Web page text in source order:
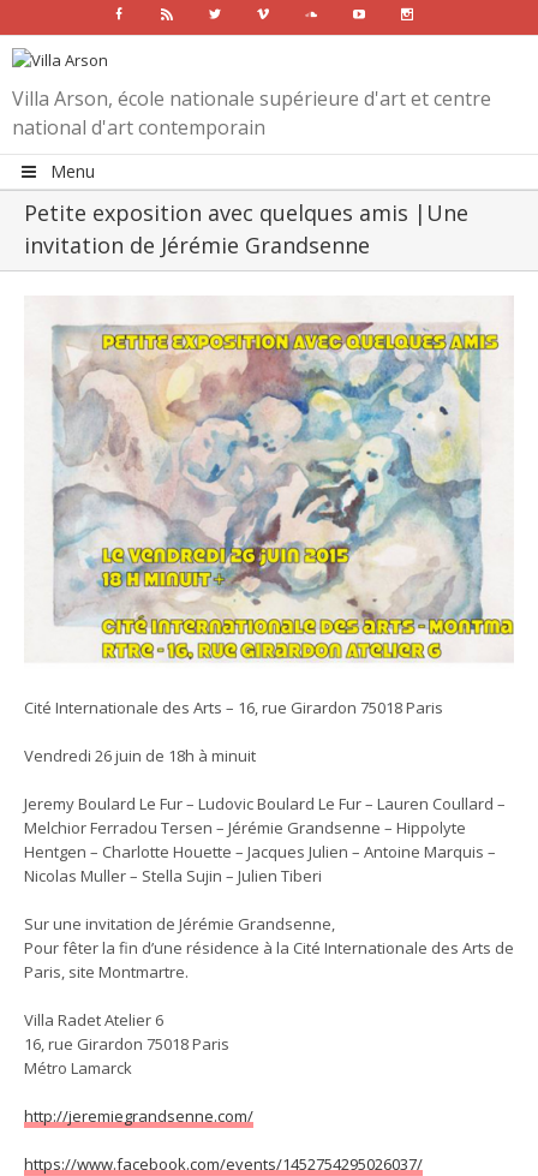
Facebook Rss Twitter Vimeo SoundcloudYoutube
Villa Arson, école nationale supérieure d'art et centre
national d'art contemporain
Menu
Petite exposition avec quelques amis |Une
invitation de Jérémie Grandsenne
Larger
Image
Cité Internationale des Arts – 16, rue Girardon 75018 Paris
Vendredi 26 juin de 18h à minuit
Jeremy Boulard Le Fur – Ludovic Boulard Le Fur – Lauren Coullard –
Melchior Ferradou Tersen – Jérémie Grandsenne – Hippolyte
Hentgen – Charlotte Houette – Jacques Julien – Antoine Marquis –
Nicolas Muller – Stella Sujin – Julien Tiberi
Sur une invitation de Jérémie Grandsenne,
Pour fêter la fin d’une résidence à la Cité Internationale des Arts de
Paris, site Montmartre.
Villa Radet Atelier 6
16, rue Girardon 75018 Paris
Métro Lamarck
http://jeremiegrandsenne.com/
https://www.facebook.com/events/1452754295026037/